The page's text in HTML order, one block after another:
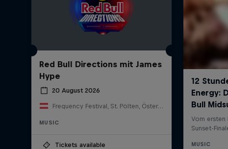
Red Bull Directions mit James
Hype
20 August 2026
Frequency Festival, St. Pölten, Österreich
MUSIC
Tickets available